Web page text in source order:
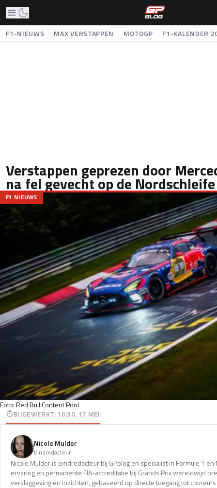
F1-NIEUWS MAX VERSTAPPEN MOTOGP F1-KALENDER
Verstappen geprezen door
na fel gevecht op de Nordschleife
Foto: Red Bull Content Pool
F1 NIEUWS
BIJGEWERKT:10:30, 17 MEI
Nicole Mulder
Eindredacteur
Nicole Mulder is eindredacteur bij GPblog en specialist in Formule 1 en
ervaring en permanente FIA-accreditatie bij Grands Prix wereldwijd
verslaggeving en inzichten, gebaseerd op directe toegang tot